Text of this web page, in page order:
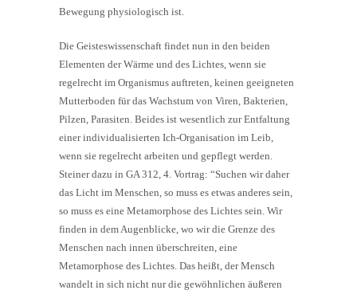
Bewegung physiologisch ist.
Die Geisteswissenschaft findet nun in den beiden
Elementen der Wärme und des Lichtes, wenn sie
regelrecht im Organismus auftreten, keinen geeigneten
Mutterboden für das Wachstum von Viren, Bakterien,
Pilzen, Parasiten. Beides ist wesentlich zur Entfaltung
einer individualisierten Ich-Organisation im Leib,
wenn sie regelrecht arbeiten und gepflegt werden.
Steiner dazu in GA 312, 4. Vortrag: “Suchen wir daher
das Licht im Menschen, so muss es etwas anderes sein,
so muss es eine Metamorphose des Lichtes sein. Wir
finden in dem Augenblicke, wo wir die Grenze des
Menschen nach innen überschreiten, eine
Metamorphose des Lichtes. Das heißt, der Mensch
wandelt in sich nicht nur die gewöhnlichen äußeren